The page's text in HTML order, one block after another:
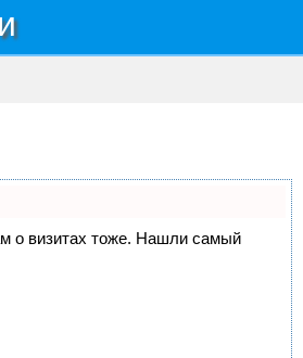
о визитах тоже. Нашли самый